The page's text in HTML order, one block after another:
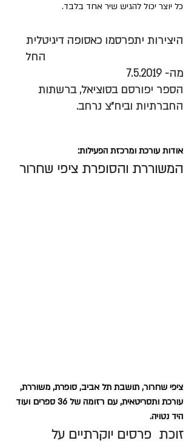
כל יוצר יכול להגיש שיר אחד בלבד.
היצירות יתפרסמו כאסופה דיגיטלית
החל
מה- 7.5.2019
הספר יפורסם בסוציאל, ברשתות
החברתיות וביח״צ נרחב.
אודות עורכת ומרכזת הפעילות:
המשוררת והסופרת ציפי שחרור
ציפי שחרור, תושבת תל אביב, סופרת, משוררת,
עורכת ותסריטאית, עם רזומה של 36 ספרים ועוד
היד נטויה.
זוכת  פרסים יוקרתיים על